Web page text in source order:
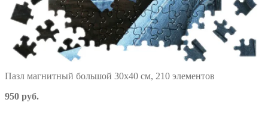
Пазл магнитный большой 30х40 см, 210 элементов
950 руб.